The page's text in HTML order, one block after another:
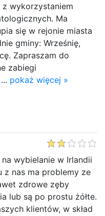
wykorzystaniem
Ma
się w rejonie miasta
gminy: Wrześnię,
Zapraszam do
zabiegi
pokaż więcej »
wybielanie w Irlandii
z nas ma problemy ze
zdrowe zęby
lub są po prostu żółte.
klientów, w skład